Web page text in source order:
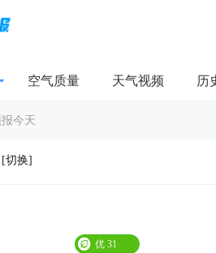
空气质量 天气视频 历
今天
[切换]
优 31